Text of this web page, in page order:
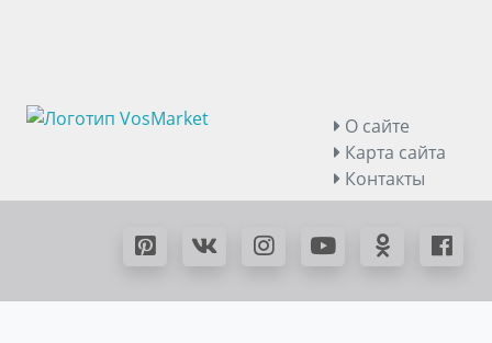
О сайте
Карта сайта
Контакты